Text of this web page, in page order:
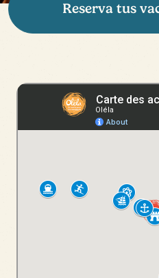
Reserva tus